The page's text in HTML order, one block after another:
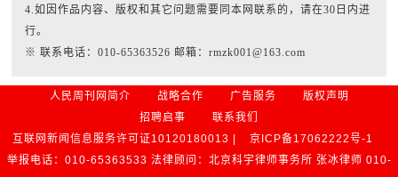
4.如因作品内容、版权和其它问题需要同本网联系的，请在30日内进
行。
※ 联系电话：010-65363526 邮箱：rmzk001@163.com
人民周刊网简介 战略合作 广告服务
版权声明
招聘启事
联系我们
互联网新闻信息服务许可证10120180013 |
京ICP备17062222号-1
举报电话：010-65363533 法律顾问：北京科宇律师事务所 张冰律师 010-